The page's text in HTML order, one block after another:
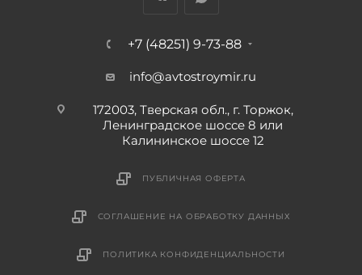
+7 (48251) 9-73-88
info@avtostroymir.ru
172003, Тверская обл., г. Торжок,
Ленинградское шоссе 8 или
Калининское шоссе 12
ПУБЛИЧНАЯ ОФЕРТА
СОГЛАШЕНИЕ НА ОБРАБОТКУ ДАННЫХ
ПОЛИТИКА КОНФИДЕНЦИАЛЬНОСТИ